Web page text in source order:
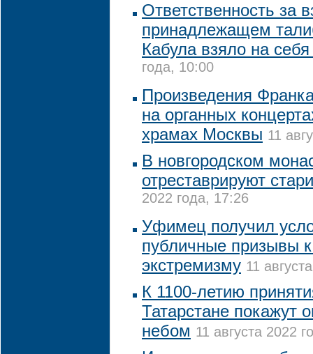
Ответственность за
принадлежащем
Кабула взяло на
года, 10:00
Произведения
на органных
храмах Москвы 11
В новгородском
отреставрируют
2022 года, 17:26
Уфимец получил
публичные призывы
экстремизму 11
К 1100-летию
Татарстане покажут
небом 11 августа 2022